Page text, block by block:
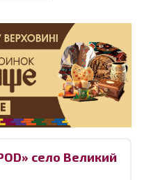
село Великий